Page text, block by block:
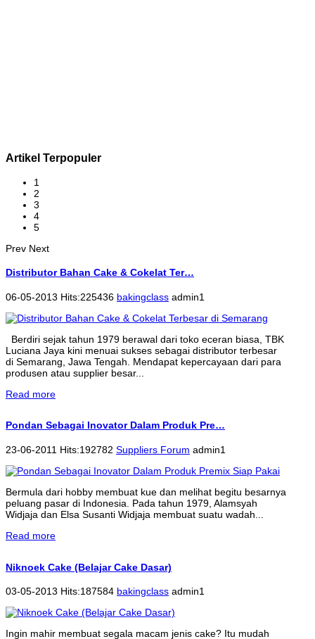
Artikel Terpopuler
1
2
3
4
5
Prev Next
Distributor Bahan Cake & Cokelat Ter…
06-05-2013 Hits:225436 bakingclass admin1
Berdiri sejak tahun 1979 berawal dari toko eceran biasa, TBK
Luciana Jaya kini menuai sukses sebagai distributor terbesar
di Semarang, Jawa Tengah. Mendapat kepercayaan dari para
produsen atau supplier besar...
Read more
Pondan Sebagai Inovator Dalam Produk Pre…
23-06-2011 Hits:192782 Suppliers Forum admin1
Bermula dari hobby membuat kue dan melihat begitu besarnya
peluang pasar di Indonesia. Pada tahun 1979, Alamsyah
Widjaja dan Elsa Susanti Widjaja membuat suatu wadah...
Read more
Niknoek Cake (Belajar Cake Dasar)
03-05-2013 Hits:187584 bakingclass admin1
Ingin mahir membuat segala macam jenis cake? Itu mudah